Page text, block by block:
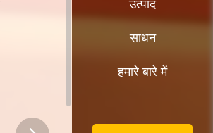
उत्पाद
साधन
हमारे बारे में